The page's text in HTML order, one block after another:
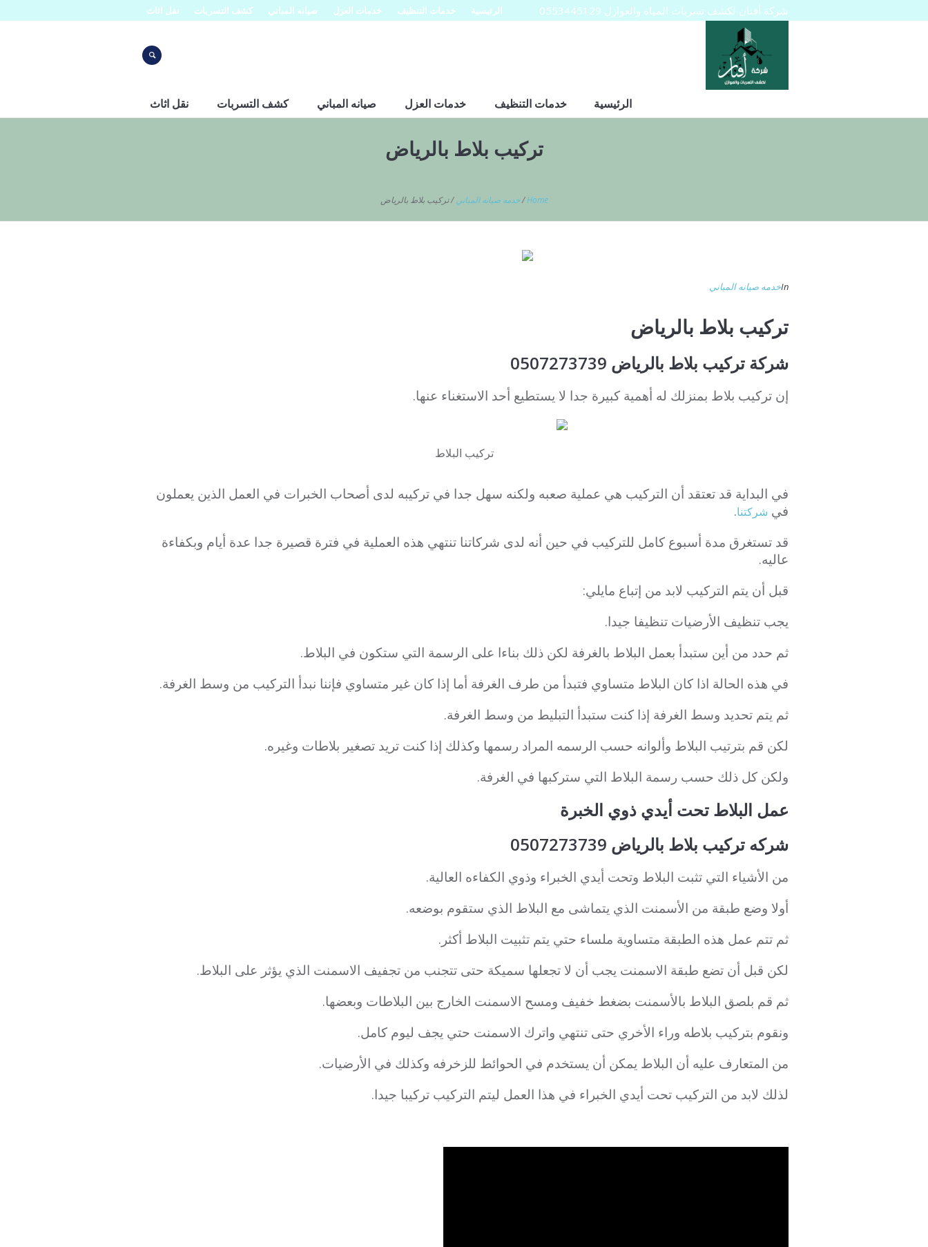
الرئيسية خدمات التنظيف خدمات العزل صيانه المباني كشف التسربات نقل اثاث شركة أفنان لكشف تسربات المياه والعوازل 0553445129
الرئيسية خدمات التنظيف خدمات العزل صيانه المباني كشف التسربات نقل اثاث
تركيب بلاط بالرياض
Home
/خدمه صيانه المباني /تركيب بلاط بالرياض
Inخدمه صيانه المباني
تركيب بلاط بالرياض
شركة تركيب بلاط بالرياض 0507273739
إن تركيب بلاط بمنزلك له أهمية كبيرة جدا لا يستطيع أحد الاستغناء عنها.
تركيب البلاط
في البداية قد تعتقد أن التركيب هي عملية صعبه ولكنه سهل جدا في تركيبه لدى أصحاب الخبرات في العمل الذين يعملون
في شركتنا.
قد تستغرق مدة أسبوع كامل للتركيب في حين أنه لدى شركاتنا تنتهي هذه العملية في فترة قصيرة جدا عدة أيام وبكفاءة
عاليه.
قبل أن يتم التركيب لابد من إتباع مايلي:
يجب تنظيف الأرضيات تنظيفا جيدا.
ثم حدد من أين ستبدأ بعمل البلاط بالغرفة لكن ذلك بناءا على الرسمة التي ستكون في البلاط.
في هذه الحالة اذا كان البلاط متساوي فتبدأ من طرف الغرفة أما إذا كان غير متساوي فإننا نبدأ التركيب من وسط الغرفة.
ثم يتم تحديد وسط الغرفة إذا كنت ستبدأ التبليط من وسط الغرفة.
لكن قم بترتيب البلاط وألوانه حسب الرسمه المراد رسمها وكذلك إذا كنت تريد تصغير بلاطات وغيره.
ولكن كل ذلك حسب رسمة البلاط التي ستركبها في الغرفة.
عمل البلاط تحت أيدي ذوي الخبرة
شركه تركيب بلاط بالرياض 0507273739
من الأشياء التي تثبت البلاط وتحت أيدي الخبراء وذوي الكفاءه العالية.
أولا وضع طبقة من الأسمنت الذي يتماشى مع البلاط الذي ستقوم بوضعه.
ثم تتم عمل هذه الطبقة متساوية ملساء حتي يتم تثبيت البلاط أكثر.
لكن قبل أن تضع طبقة الاسمنت يجب أن لا تجعلها سميكة حتى تتجنب من تجفيف الاسمنت الذي يؤثر على البلاط.
ثم قم بلصق البلاط بالأسمنت بضغط خفيف ومسح الاسمنت الخارج بين البلاطات وبعضها.
ونقوم بتركيب بلاطه وراء الأخري حتى تنتهي واترك الاسمنت حتي يجف ليوم كامل.
من المتعارف عليه أن البلاط يمكن أن يستخدم في الحوائط للزخرفه وكذلك في الأرضيات.
لذلك لابد من التركيب تحت أيدي الخبراء في هذا العمل ليتم التركيب تركيبا جيدا.